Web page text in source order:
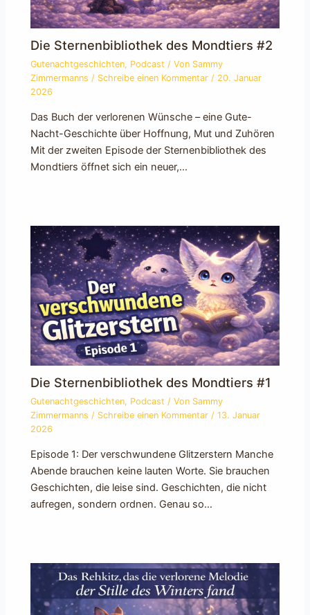
Die Sternenbibliothek des Mondtiers #2
Gutenachtgeschichten, Podcast / Von Sammy
Zimmermanns / Schreibe einen Kommentar / 20. Januar
2026
Das Buch der verlorenen Wünsche – eine Gute-
Nacht-Geschichte über Hoffnung, Mut und Zuhören
Mit der zweiten Episode der Sternenbibliothek des
Mondtiers öffnet sich ein neuer,…
Die Sternenbibliothek des Mondtiers #1
Gutenachtgeschichten, Podcast / Von Sammy
Zimmermanns / Schreibe einen Kommentar /13. Januar
2026
Episode 1: Der verschwundene Glitzerstern Manche
Abende brauchen keine lauten Worte. Sie brauchen
Geschichten, die leise sind. Geschichten, die nicht
aufregen, sondern ordnen. Genau so…